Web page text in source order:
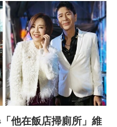
他在飯店掃廁所」維